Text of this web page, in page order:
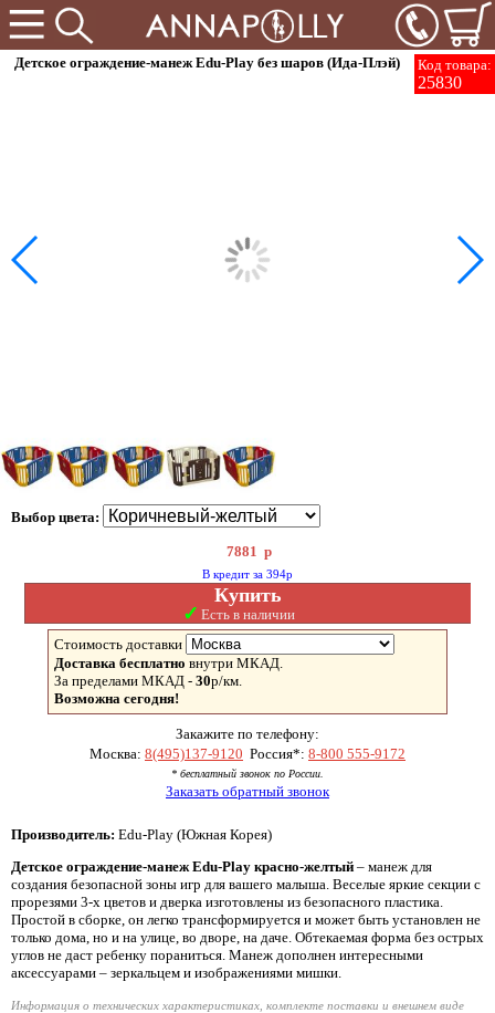
Код товара:
25830
Детское ограждение-манеж Edu-Play без шаров (Ида-Плэй)
Выбор цвета:
7881 р
В кредит за 394р
Купить
✓ Есть в наличии
Стоимость доставки
Доставка бесплатно внутри МКАД.
За пределами МКАД - 30р/км.
Возможна сегодня!
Закажите по телефону:
Москва: 8(495)137-9120 Россия*: 8-800 555-9172
* бесплатный звонок по России.
Заказать обратный звонок
Производитель: Edu-Play (Южная Корея)
Детское ограждение-манеж Edu-Play красно-желтый – манеж для
создания безопасной зоны игр для вашего малыша. Веселые яркие секции с
прорезями 3-х цветов и дверка изготовлены из безопасного пластика.
Простой в сборке, он легко трансформируется и может быть установлен не
только дома, но и на улице, во дворе, на даче. Обтекаемая форма без острых
углов не даст ребенку пораниться. Манеж дополнен интересными
аксессуарами – зеркальцем и изображениями мишки.
Информация о технических характеристиках, комплекте поставки и внешнем виде